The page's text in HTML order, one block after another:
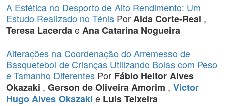
A Estética no Desporto de Alto Rendimento: Um
Estudo Realizado no Ténis PorAlda Corte-Real ,
Teresa LacerdaeAna Catarina Nogueira
Alterações na Coordenação do Arremesso de
Basquetebol de Crianças Utilizando Bolas com Peso
e Tamanho Diferentes Por Fábio Heitor Alves
Okazaki , Gerson de Oliveira Amorim , Victor
Hugo Alves Okazaki e Luis Teixeira